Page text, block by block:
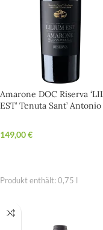
Amarone DOC Riserva
EST’ Tenuta Sant’
149,00€
Produkt enthält: 0,75